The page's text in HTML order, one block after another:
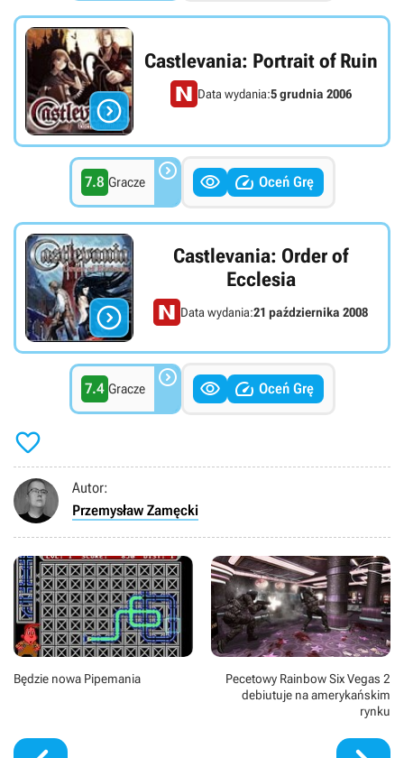

Castlevania: Portrait of Ruin
Data wydania:5 grudnia 2006
7.8 Gracze    Oceń Grę

Castlevania: Order of
Ecclesia
Data wydania:21 października 2008
7.4 Gracze    Oceń Grę

Autor:
Przemysław Zamęcki
Będzie nowa Pipemania
Pecetowy Rainbow Six Vegas 2
debiutuje na amerykańskim
rynku